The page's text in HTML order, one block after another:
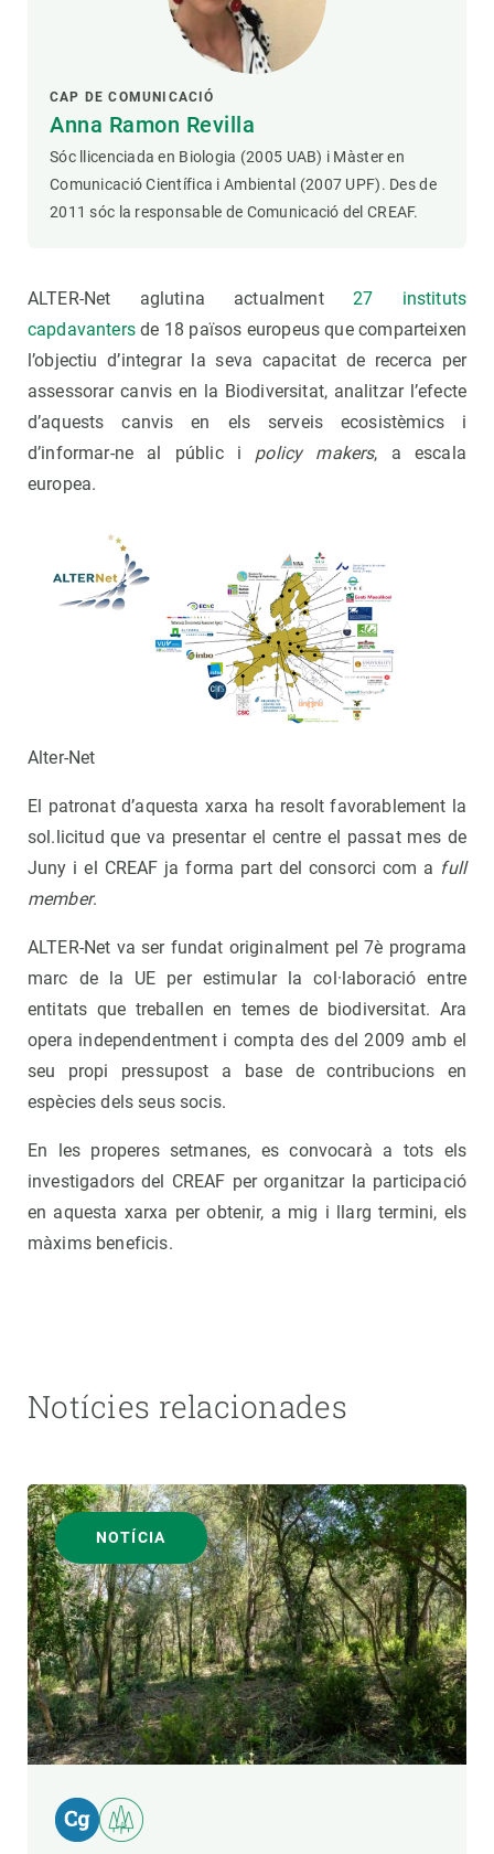
CAP DE COMUNICACIÓ
Anna Ramon Revilla
Sóc llicenciada en Biologia (2005 UAB) i Màster en
Comunicació Científica i Ambiental (2007 UPF). Des de
2011 sóc la responsable de Comunicació del CREAF.
ALTER-Net aglutina actualment 27 instituts
capdavantersde 18 països europeus que comparteixen
l’objectiu d’integrar la seva capacitat de recerca per
assessorar canvis en la Biodiversitat, analitzar l’efecte
d’aquests canvis en els serveis ecosistèmics i
d’informar-ne al públic i policy makers, a escala
europea.
Alter-Net
El patronat d’aquesta xarxa ha resolt favorablement la
sol.licitud que va presentar el centre el passat mes de
Juny i el CREAF ja forma part del consorci com a full
member.
ALTER-Net va ser fundat originalment pel 7è programa
marc de la UE per estimular la col·laboració entre
entitats que treballen en temes de biodiversitat. Ara
opera independentment i compta des del 2009 amb el
seu propi pressupost a base de contribucions en
espècies dels seus socis.
En les properes setmanes, es convocarà a tots els
investigadors del CREAF per organitzar la participació
en aquesta xarxa per obtenir, a mig i llarg termini, els
màxims beneficis.
Notícies relacionades
NOTÍCIA